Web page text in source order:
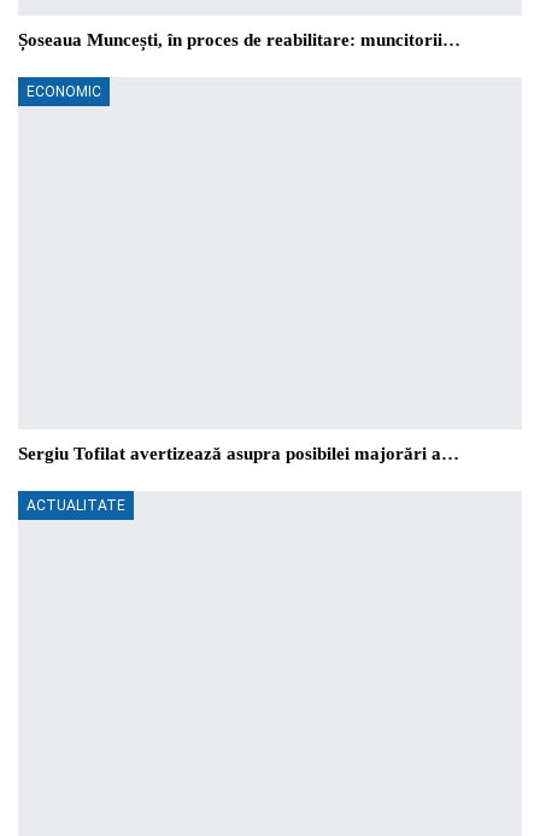
Șoseaua Muncești, în proces de reabilitare: muncitorii…
ECONOMIC
Sergiu Tofilat avertizează asupra posibilei majorări a…
ACTUALITATE